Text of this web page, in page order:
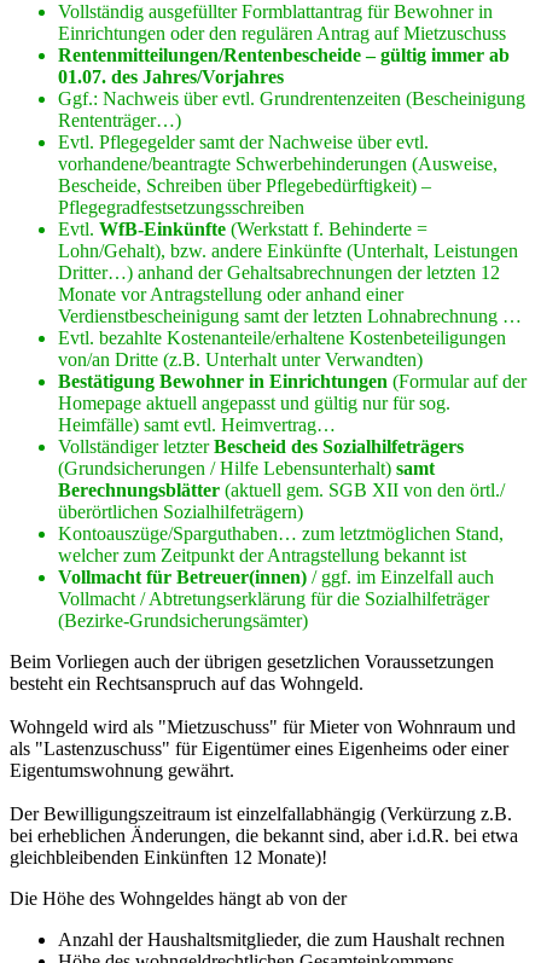
Vollständig ausgefüllter Formblattantrag für Bewohner in
Einrichtungen oder den regulären Antrag auf Mietzuschuss
Rentenmitteilungen/Rentenbescheide – gültig immer ab
01.07. des Jahres/Vorjahres
Ggf.: Nachweis über evtl. Grundrentenzeiten (Bescheinigung
Rententräger…)
Evtl. Pflegegelder samt der Nachweise über evtl.
vorhandene/beantragte Schwerbehinderungen (Ausweise,
Bescheide, Schreiben über Pflegebedürftigkeit) –
Pflegegradfestsetzungsschreiben
Evtl. WfB-Einkünfte (Werkstatt f. Behinderte =
Lohn/Gehalt), bzw. andere Einkünfte (Unterhalt, Leistungen
Dritter…) anhand der Gehaltsabrechnungen der letzten 12
Monate vor Antragstellung oder anhand einer
Verdienstbescheinigung samt der letzten Lohnabrechnung …
Evtl. bezahlte Kostenanteile/erhaltene Kostenbeteiligungen
von/an Dritte (z.B. Unterhalt unter Verwandten)
Bestätigung Bewohner in Einrichtungen (Formular auf der
Homepage aktuell angepasst und gültig nur für sog.
Heimfälle) samt evtl. Heimvertrag…
Vollständiger letzterBescheid des Sozialhilfeträgers
(Grundsicherungen / Hilfe Lebensunterhalt) samt
Berechnungsblätter (aktuell gem. SGB XII von den örtl./
überörtlichen Sozialhilfeträgern)
Kontoauszüge/Sparguthaben… zum letztmöglichen Stand,
welcher zum Zeitpunkt der Antragstellung bekannt ist
Vollmacht für Betreuer(innen) / ggf. im Einzelfall auch
Vollmacht / Abtretungserklärung für die Sozialhilfeträger
(Bezirke-Grundsicherungsämter)
Beim Vorliegen auch der übrigen gesetzlichen Voraussetzungen
besteht ein Rechtsanspruch auf das Wohngeld.
Wohngeld wird als "Mietzuschuss" für Mieter von Wohnraum und
als "Lastenzuschuss" für Eigentümer eines Eigenheims oder einer
Eigentumswohnung gewährt.
Der Bewilligungszeitraum ist einzelfallabhängig (Verkürzung z.B.
bei erheblichen Änderungen, die bekannt sind, aber i.d.R. bei etwa
gleichbleibenden Einkünften 12 Monate)!
Die Höhe des Wohngeldes hängt ab von der
Anzahl der Haushaltsmitglieder, die zum Haushalt rechnen